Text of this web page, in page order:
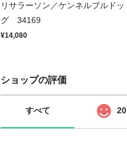
リサラーソン／ケンネルブルドッ
グ 34169
¥14,080
ショップの評価
すべて 20